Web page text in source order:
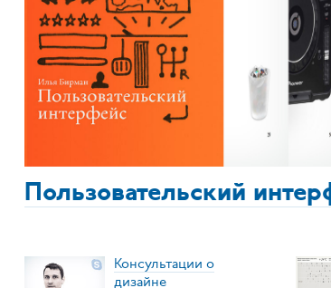
Пользовательский
Консультации о
дизайне